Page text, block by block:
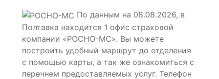
По данным на 08.08.2026, в
Полтавка находится 1 офис страховой
компании «РОСНО-МС». Вы можете
построить удобный маршрут до отделения
с помощью карты, а так же ознакомиться с
перечнем предоставляемых услуг. Телефон